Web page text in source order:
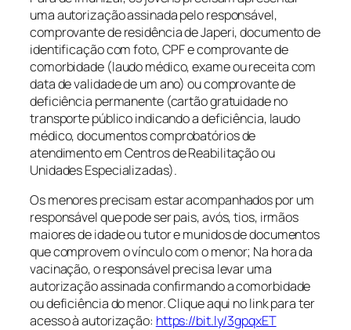
uma autorização assinada pelo responsável,
comprovante de residência de Japeri, documento de
identificação com foto, CPF e comprovante de
comorbidade (laudo médico, exame ou receita com
data de validade de um ano) ou comprovante de
deficiência permanente (cartão gratuidade no
transporte público indicando a deficiência, laudo
médico, documentos comprobatórios de
atendimento em Centros de Reabilitação ou
Unidades Especializadas).
Os menores precisam estar acompanhados por um
responsável que pode ser pais, avós, tios, irmãos
maiores de idade ou tutor e munidos de documentos
que comprovem o vínculo com o menor; Na hora da
vacinação, o responsável precisa levar uma
autorização assinada confirmando a comorbidade
ou deficiência do menor. Clique aqui no link para ter
acesso à autorização: https://bit.ly/3gpqxET